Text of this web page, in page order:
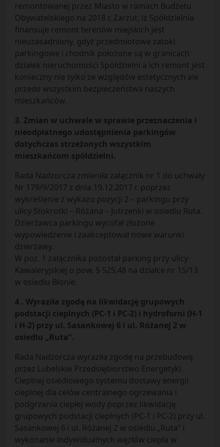
remontowanej przez Miasto w ramach Budżetu
Obywatelskiego na 2018 r. Zarzut, iż Spółdzielnia
finansuje remont terenów miejskich jest
nieuzasadniony, gdyż przedmiotowe zatoki
parkingowe i chodnik położone są w granicach
działek nieruchomości Spółdzielni a ich remont jest
konieczny nie tylko ze względów estetycznych ale
przede wszystkim bezpieczeństwa naszych
mieszkańców.
3. Zmian w uchwale w sprawie przeznaczenia i
nieodpłatnego udostępnienia parkingów
dotychczas strzeżonych wszystkim
mieszkańcom spółdzielni.
Rada Nadzorcza zmieniła załącznik nr 1 do uchwały
Nr 179/9/2017 z dnia 19.12.2017 r. poprzez
wykreślenie z wykazu pozycji 2 – parkingu przy
ulicy Stokrotki – Różana – Jutrzenki w osiedlu Ruta.
Dzierżawca parkingu wycofał złożone
wypowiedzenie i zaakceptował nowe warunki
dzierżawy.
W poz. 1 załącznika pozostał parking przy ulicy
Kawaleryjskiej o pow. 5 525,48 na działce nr 15/13
w osiedlu Błonie.
4 . Wyraziła zgodę na likwidację grupowych
podstacji cieplnych (PC-1 i PC-2) i hydroforni (H-1
i H-2) przy ul. Sasankowej 6 i ul. Różanej 2 w
osiedlu „Ruta”.
Rada Nadzorcza wyraziła zgodę na przebudowę
przez Lubelskie Przedsiębiorstwo Energetyki
Cieplnej osiedlowego systemu dostawy energii
cieplnej dla celów centralnego ogrzewania i
podgrzania ciepłej wody poprzez likwidację
grupowych podstacji cieplnych (PC-1 i PC-2) przy ul.
Sasankowej 6 i ul. Różanej 2 w osiedlu „Ruta” i
wykonanie indywidualnych węzłów ciepła w